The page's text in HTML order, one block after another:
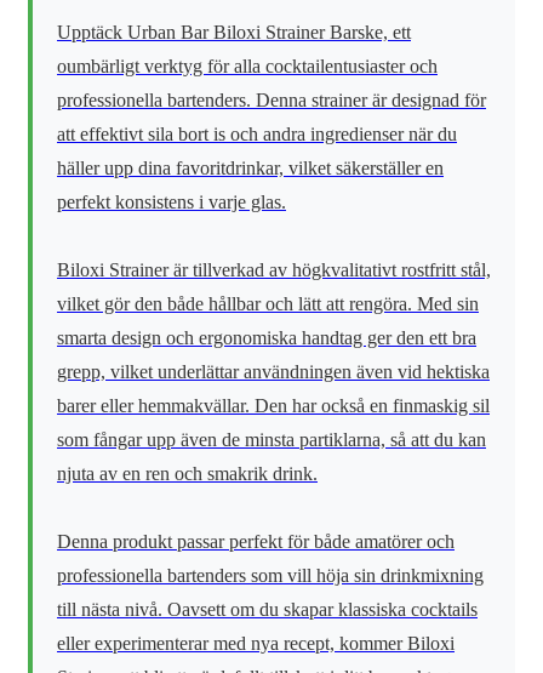
Upptäck Urban Bar Biloxi Strainer Barske, ett
oumbärligt verktyg för alla cocktailentusiaster och
professionella bartenders. Denna strainer är designad för
att effektivt sila bort is och andra ingredienser när du
häller upp dina favoritdrinkar, vilket säkerställer en
perfekt konsistens i varje glas.
Biloxi Strainer är tillverkad av högkvalitativt rostfritt stål,
vilket gör den både hållbar och lätt att rengöra. Med sin
smarta design och ergonomiska handtag ger den ett bra
grepp, vilket underlättar användningen även vid hektiska
barer eller hemmakvällar. Den har också en finmaskig sil
som fångar upp även de minsta partiklarna, så att du kan
njuta av en ren och smakrik drink.
Denna produkt passar perfekt för både amatörer och
professionella bartenders som vill höja sin drinkmixning
till nästa nivå. Oavsett om du skapar klassiska cocktails
eller experimenterar med nya recept, kommer Biloxi